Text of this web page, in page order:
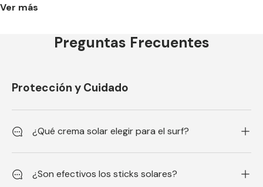
Ver más
Preguntas Frecuentes
Protección y Cuidado
¿Qué crema solar elegir para el surf?
¿Son efectivos los sticks solares?